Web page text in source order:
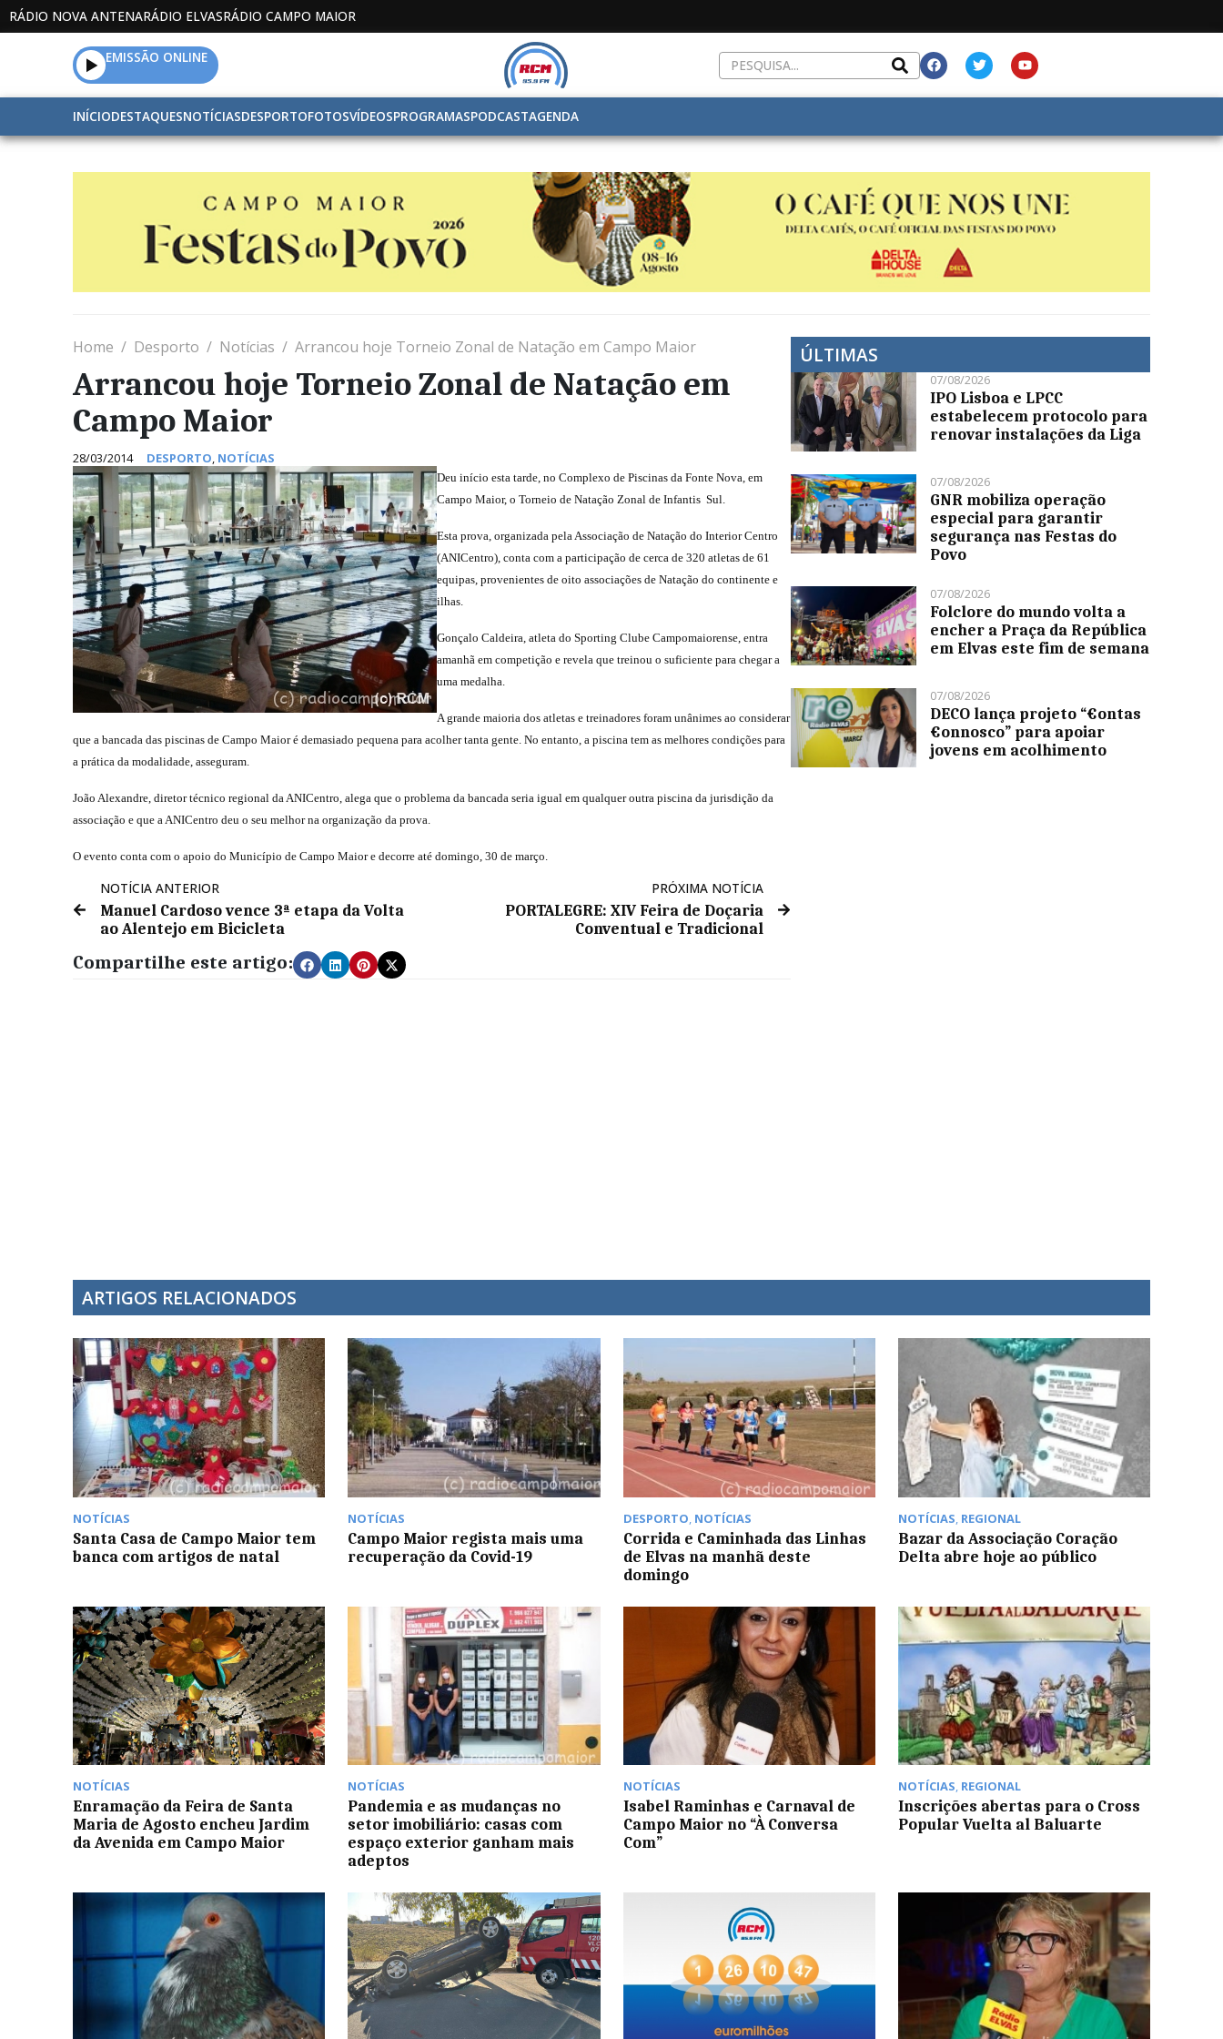
RÁDIO NOVA ANTENARÁDIO ELVASRÁDIO CAMPO MAIOR
EMISSÃO ONLINE
INÍCIODESTAQUESNOTÍCIASDESPORTOFOTOSVÍDEOSPROGRAMASPODCASTAGENDA
Home Desporto Notícias Arrancou hoje Torneio Zonal de Natação em Campo Maior
Arrancou hoje Torneio Zonal de Natação em
Campo Maior
28/03/2014 DESPORTO, NOTÍCIAS
Deu início esta tarde, no Complexo de Piscinas da Fonte Nova, em
Campo Maior, o Torneio de Natação Zonal de Infantis  Sul.
Esta prova, organizada pela Associação de Natação do Interior Centro
(ANICentro), conta com a participação de cerca de 320 atletas de 61
equipas, provenientes de oito associações de Natação do continente e
ilhas.
Gonçalo Caldeira, atleta do Sporting Clube Campomaiorense, entra
amanhã em competição e revela que treinou o suficiente para chegar a
uma medalha.
A grande maioria dos atletas e treinadores foram unânimes ao considerar
que a bancada das piscinas de Campo Maior é demasiado pequena para acolher tanta gente. No entanto, a piscina tem as melhores condições para
a prática da modalidade, asseguram.
João Alexandre, diretor técnico regional da ANICentro, alega que o problema da bancada seria igual em qualquer outra piscina da jurisdição da
associação e que a ANICentro deu o seu melhor na organização da prova.
O evento conta com o apoio do Município de Campo Maior e decorre até domingo, 30 de março.
NOTÍCIA ANTERIOR
Manuel Cardoso vence 3ª etapa da Volta
ao Alentejo em Bicicleta
PRÓXIMA NOTÍCIA
PORTALEGRE: XIV Feira de Doçaria
Conventual e Tradicional
Compartilhe este artigo:
ÚLTIMAS
07/08/2026
IPO Lisboa e LPCC
estabelecem protocolo para
renovar instalações da Liga
07/08/2026
GNR mobiliza operação
especial para garantir
segurança nas Festas do
Povo
07/08/2026
Folclore do mundo volta a
encher a Praça da República
em Elvas este fim de semana
07/08/2026
DECO lança projeto “€ontas
€onnosco” para apoiar
jovens em acolhimento
ARTIGOS RELACIONADOS
NOTÍCIAS
Santa Casa de Campo Maior tem
banca com artigos de natal
NOTÍCIAS
Campo Maior regista mais uma
recuperação da Covid-19
DESPORTO, NOTÍCIAS
Corrida e Caminhada das Linhas
de Elvas na manhã deste
domingo
NOTÍCIAS, REGIONAL
Bazar da Associação Coração
Delta abre hoje ao público
NOTÍCIAS
Enramação da Feira de Santa
Maria de Agosto encheu Jardim
da Avenida em Campo Maior
NOTÍCIAS
Pandemia e as mudanças no
setor imobiliário: casas com
espaço exterior ganham mais
adeptos
NOTÍCIAS
Isabel Raminhas e Carnaval de
Campo Maior no “À Conversa
Com”
NOTÍCIAS, REGIONAL
Inscrições abertas para o Cross
Popular Vuelta al Baluarte